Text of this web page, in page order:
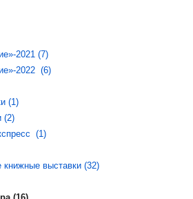
2021 (7)
2022 (6)
(1)
(2)
(1)
книжные выставки (32)